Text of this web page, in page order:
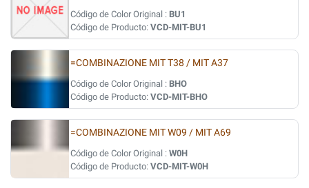
Código de Color Original : BU1
Código de Producto: VCD-MIT-BU1
=COMBINAZIONE MIT T38 / MIT A37
Código de Color Original : BHO
Código de Producto: VCD-MIT-BHO
=COMBINAZIONE MIT W09 / MIT A69
Código de Color Original : W0H
Código de Producto: VCD-MIT-W0H